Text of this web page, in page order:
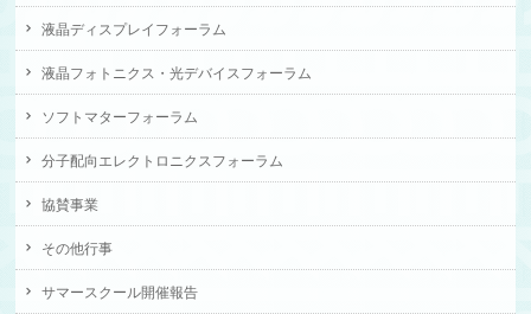
液晶ディスプレイフォーラム
液晶フォトニクス・光デバイスフォーラム
ソフトマターフォーラム
分子配向エレクトロニクスフォーラム
協賛事業
その他行事
サマースクール開催報告